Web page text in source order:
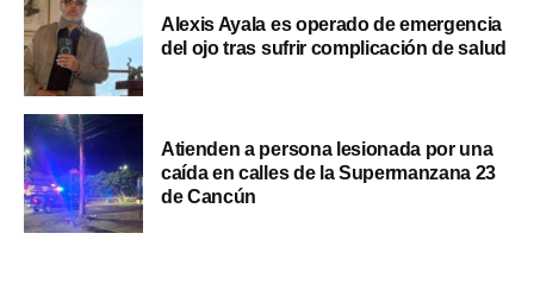
Alexis Ayala es operado de emergencia
del ojo tras sufrir complicación de salud
Atienden a persona lesionada por una
caída en calles de la Supermanzana 23
de Cancún